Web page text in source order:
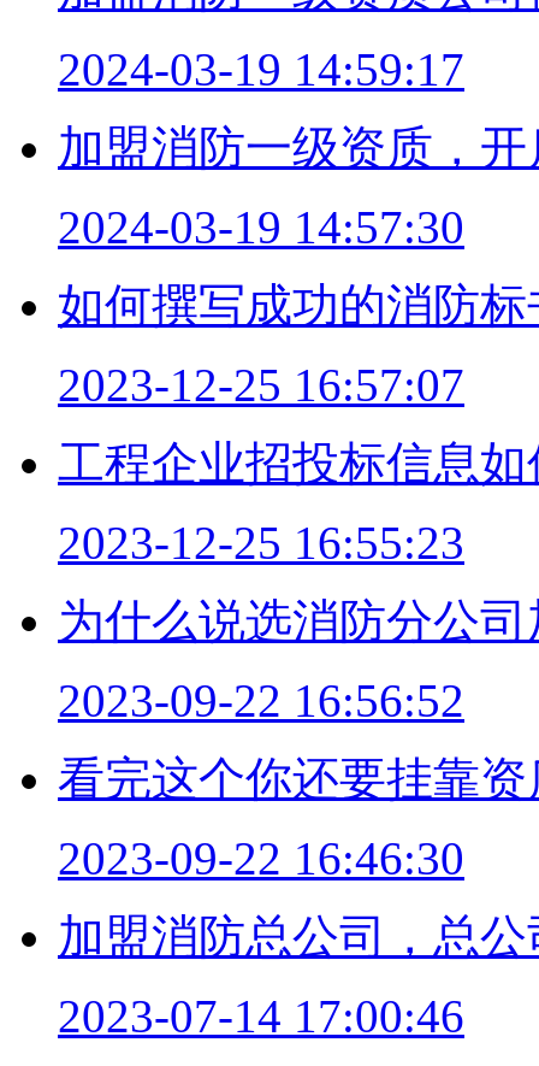
2024-03-19 14:59:17
加盟消防一级资质，
2024-03-19 14:57:30
如何撰写成功的消防标
2023-12-25 16:57:07
工程企业招投标信息
2023-12-25 16:55:23
为什么说选消防分公
2023-09-22 16:56:52
看完这个你还要挂靠
2023-09-22 16:46:30
加盟消防总公司，总
2023-07-14 17:00:46